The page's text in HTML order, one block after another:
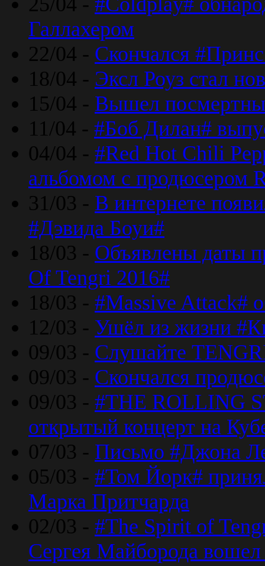
Галлахером
22/04 - Скончался
18/04 - Эксл Роуз стал
15/04 - Вышел
11/04 - #Боб Дилан#
04/04 - #Red Hot Chili
альбомом с продюсером
31/03 - В интернете
#Дэвида Боуи#
18/03 - Объявлены даты
Of Tengri 2016#
18/03 - #Massive Attack#
12/03 - Ушёл из жизни
09/03 - Слушайте
09/03 - Скончался
09/03 - #THE ROLLING
открытый концерт на
07/03 - Письмо #Джона
05/03 - #Том Йорк#
Марка Притчарда
02/03 - #The Spirit of
Сергея Майборода